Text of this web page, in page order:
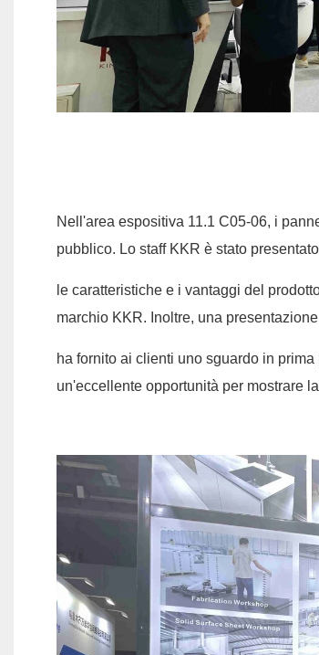
Nell'area espositiva 11.1 C05-06, i
pubblico. Lo staff KKR è stato
le caratteristiche e i vantaggi del
marchio KKR. Inoltre, una
ha fornito ai clienti uno sguardo in
un'eccellente opportunità per mostrare